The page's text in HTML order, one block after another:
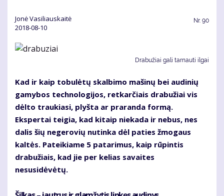
Jonė Vasiliauskaitė
2018-08-10
Nr. 90
Drabužiai gali tarnauti ilgai
Kad ir kaip tobulėtų skalbimo mašinų bei audinių
gamybos technologijos, retkarčiais drabužiai vis
dėlto traukiasi, plyšta ar praranda formą.
Ekspertai teigia, kad kitaip niekada ir nebus, nes
dalis šių negerovių nutinka dėl paties žmogaus
kaltės. Pateikiame 5 patarimus, kaip rūpintis
drabužiais, kad jie per kelias savaites
nesusidėvėtų.